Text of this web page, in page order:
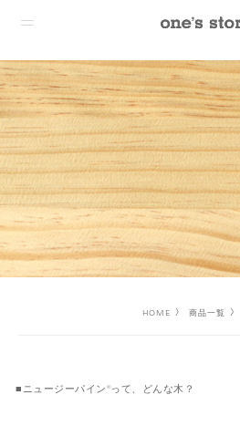
HOME 商品一覧
■ニュージーパイン®って、どんな木？